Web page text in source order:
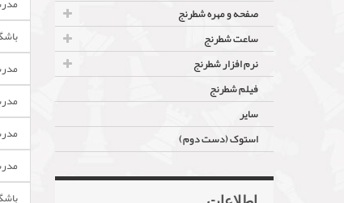
صفحه و مهره شطرنج
ساعت شطرنج
نرم افزار شطرنج
فیلم شطرنج
سایر
استوک (دست دوم)